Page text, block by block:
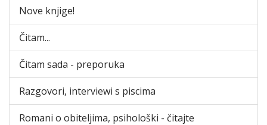
Nove knjige!
Čitam...
Čitam sada - preporuka
Razgovori, interviewi s piscima
Romani o obiteljima, psihološki - čitajte